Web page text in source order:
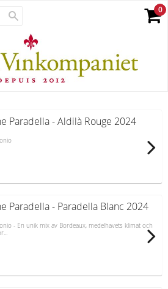
Paradella - Aldilà Rouge 2024
Paradella - Paradella Blanc 2024
- En unik mix av Bordeaux, medelhavets klimat och